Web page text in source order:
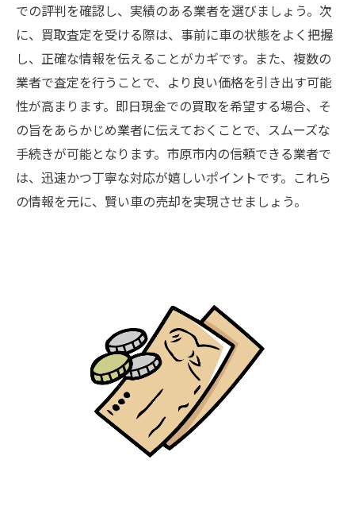
での評判を確認し、実績のある業者を選びましょう。次
に、買取査定を受ける際は、事前に車の状態をよく把握
し、正確な情報を伝えることがカギです。また、複数の
業者で査定を行うことで、より良い価格を引き出す可能
性が高まります。即日現金での買取を希望する場合、そ
の旨をあらかじめ業者に伝えておくことで、スムーズな
手続きが可能となります。市原市内の信頼できる業者で
は、迅速かつ丁寧な対応が嬉しいポイントです。これら
の情報を元に、賢い車の売却を実現させましょう。